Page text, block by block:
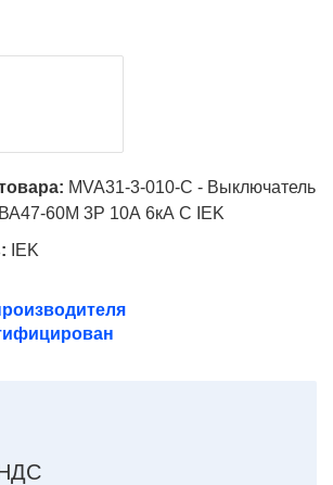
MVA31-3-010-C - Выключатель
60M 3Р 10А 6кА С IEK
IEK